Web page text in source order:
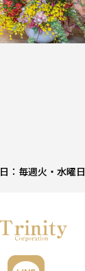
：毎週火・水曜日